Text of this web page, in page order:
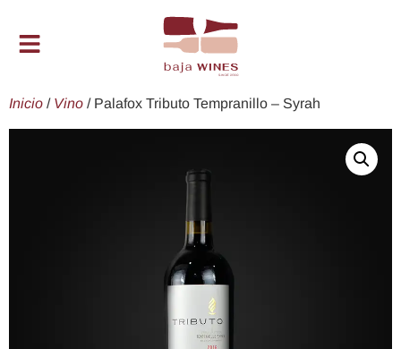
Inicio / Vino / Palafox Tributo Tempranillo – Syrah